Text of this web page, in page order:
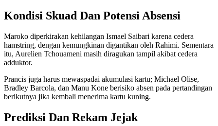
Kondisi Skuad Dan Potensi Absensi
Maroko diperkirakan kehilangan Ismael Saibari karena cedera
hamstring, dengan kemungkinan digantikan oleh Rahimi. Sementara
itu, Aurelien Tchouameni masih diragukan tampil akibat cedera
adduktor.
Prancis juga harus mewaspadai akumulasi kartu; Michael Olise,
Bradley Barcola, dan Manu Kone berisiko absen pada pertandingan
berikutnya jika kembali menerima kartu kuning.
Prediksi Dan Rekam Jejak